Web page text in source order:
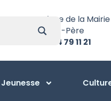
Place de la
Saint-Père
01 34 79 11 21
Jeunesse